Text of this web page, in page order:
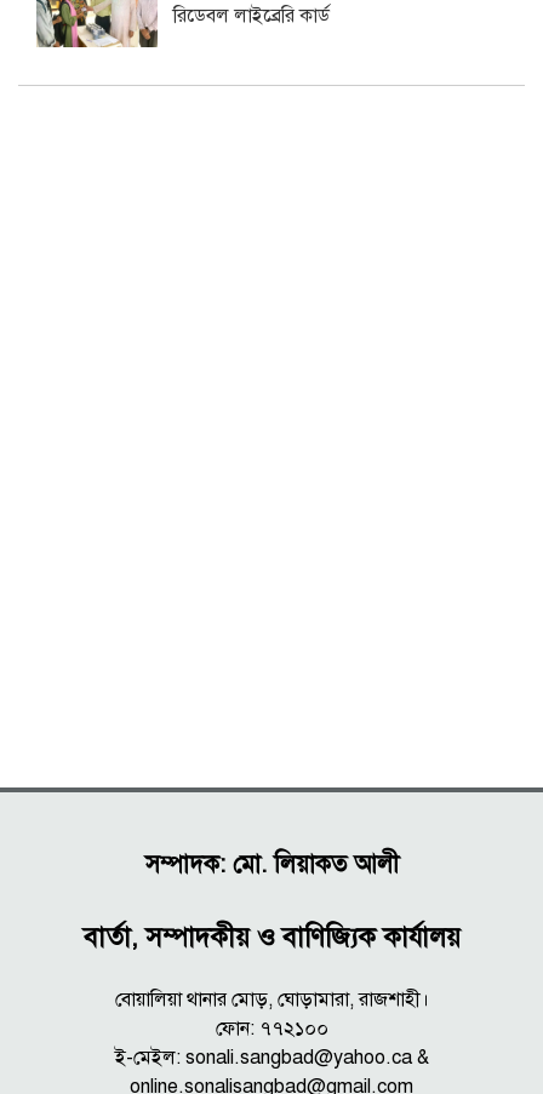
রিডেবল লাইব্রেরি কার্ড
সম্পাদক: মো. লিয়াকত আলী
বার্তা, সম্পাদকীয় ও বাণিজ্যিক কার্যালয়
বোয়ালিয়া থানার মোড়, ঘোড়ামারা, রাজশাহী।
ফোন: ৭৭২১০০
ই-মেইল: sonali.sangbad@yahoo.ca &
online.sonalisangbad@gmail.com